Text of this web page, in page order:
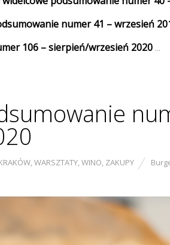
numer 41 – wrzesień
106 – sierpień/wrzesień 2020 ...
,WARSZTATY,WINO, ZAKUPY